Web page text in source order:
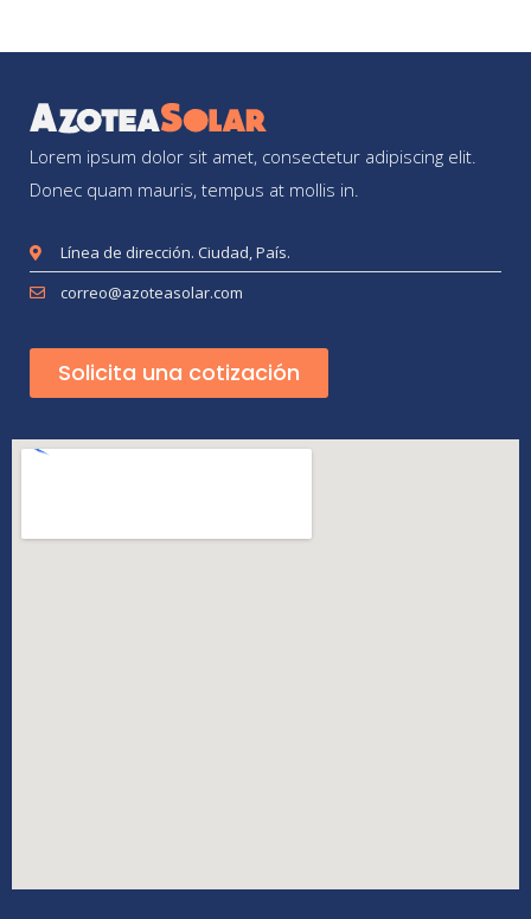
Lorem ipsum dolor sit amet, consectetur adipiscing elit.
Donec quam mauris, tempus at mollis in.
Línea de dirección. Ciudad, País.
correo@azoteasolar.com
Solicita una cotización